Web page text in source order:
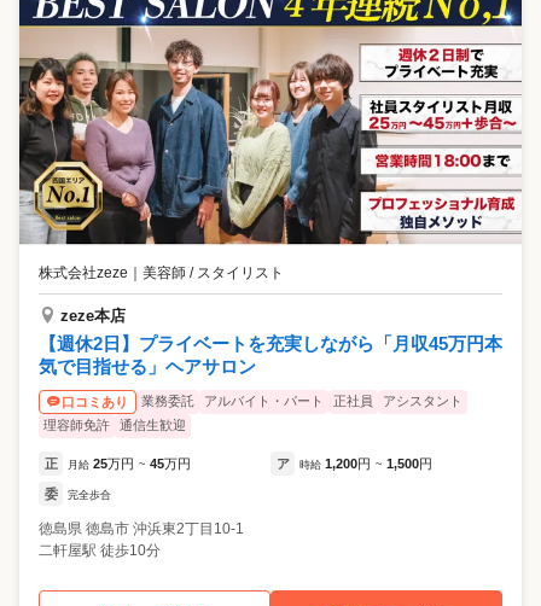
株式会社zeze ｜ 美容師 / スタイリスト
zeze本店
【週休2日】プライベートを充実しながら「月収45万円本
気で目指せる」ヘアサロン
口コミあり 業務委託 アルバイト・パート 正社員
アシスタント
理容師免許
通信生歓迎
正 月給 25万円 ~ 45万円 ア 時給 1,200円 ~ 1,500円
委 完全歩合
徳島県 徳島市 沖浜東2丁目10-1
二軒屋駅 徒歩10分